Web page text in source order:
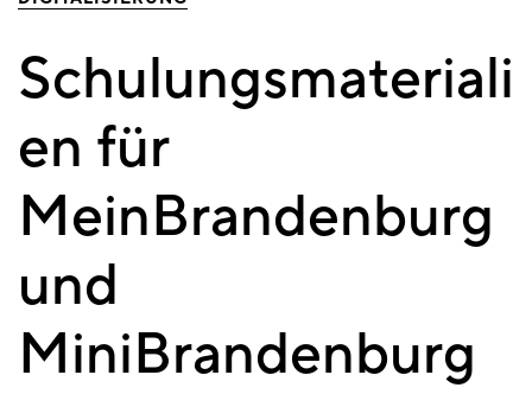
Schulungsmateriali
en für
MeinBrandenburg
und
MiniBrandenburg